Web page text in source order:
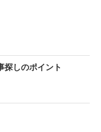
探しのポイント